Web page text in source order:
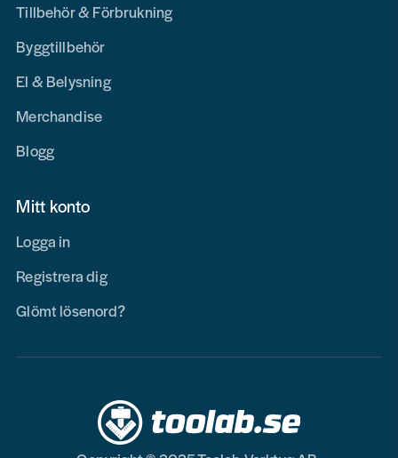
Tillbehör & Förbrukning
Byggtillbehör
El & Belysning
Merchandise
Blogg
Mitt konto
Logga in
Registrera dig
Glömt lösenord?